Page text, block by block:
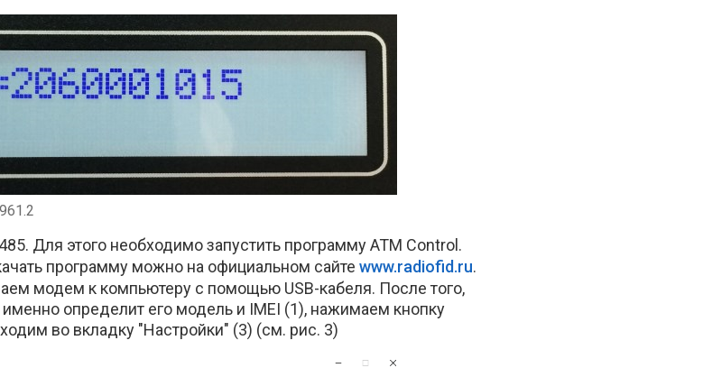
Для этого необходимо запустить программу ATM Control.
программу можно на официальном сайте www.radiofid.ru.
модем к компьютеру с помощью USB-кабеля. После того,
определит его модель и IMEI (1), нажимаем кнопку
во вкладку "Настройки" (3) (см. рис. 3)